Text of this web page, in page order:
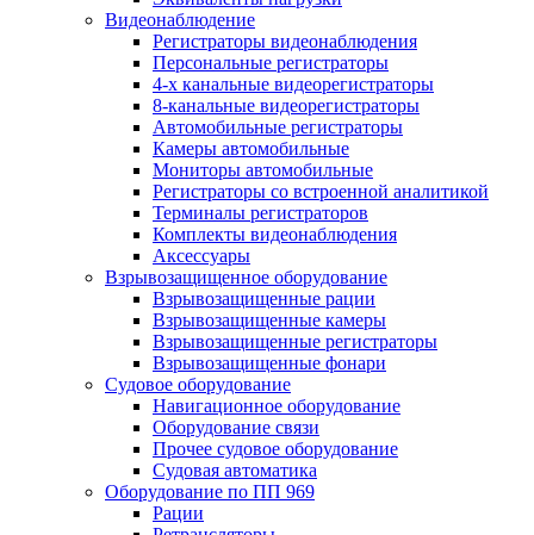
Видеонаблюдение
Регистраторы видеонаблюдения
Персональные регистраторы
4-х канальные видеорегистраторы
8-канальные видеорегистраторы
Автомобильные регистраторы
Камеры автомобильные
Мониторы автомобильные
Регистраторы со встроенной аналитикой
Терминалы регистраторов
Комплекты видеонаблюдения
Аксессуары
Взрывозащищенное оборудование
Взрывозащищенные рации
Взрывозащищенные камеры
Взрывозащищенные регистраторы
Взрывозащищенные фонари
Судовое оборудование
Навигационное оборудование
Оборудование связи
Прочее судовое оборудование
Судовая автоматика
Оборудование по ПП 969
Рации